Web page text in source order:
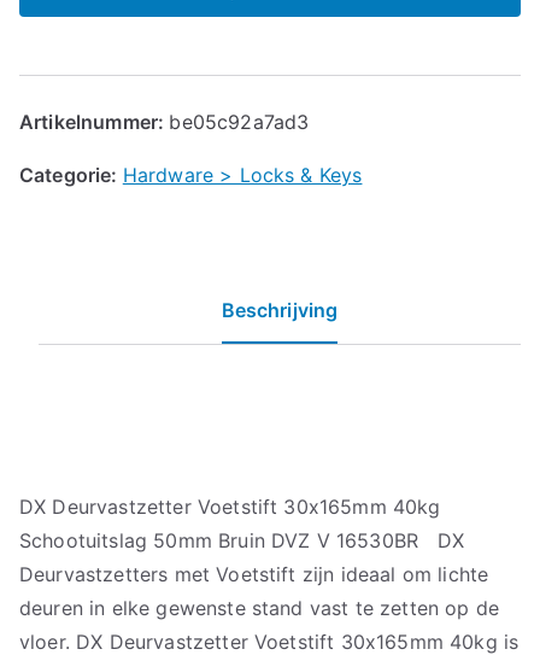
Artikelnummer: be05c92a7ad3
Categorie: Hardware > Locks & Keys
Beschrijving
DX Deurvastzetter Voetstift 30x165mm 40kg
Schootuitslag 50mm Bruin DVZ V 16530BR DX
Deurvastzetters met Voetstift zijn ideaal om lichte
deuren in elke gewenste stand vast te zetten op de
vloer. DX Deurvastzetter Voetstift 30x165mm 40kg is